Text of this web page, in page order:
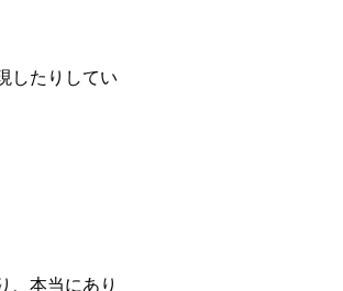
したりしてい
、本当にあり